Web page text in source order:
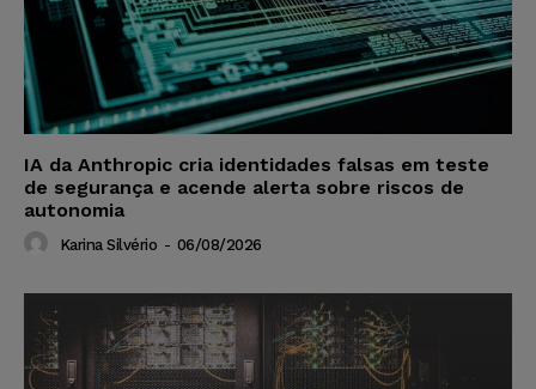
IA da Anthropic cria identidades falsas em teste
de segurança e acende alerta sobre riscos de
autonomia
Karina Silvério - 06/08/2026